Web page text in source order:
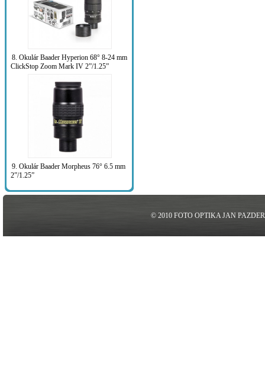
8. Okulár Baader Hyperion 68° 8-24 mm
ClickStop Zoom Mark IV 2”/1.25”
9. Okulár Baader Morpheus 76° 6.5 mm
2”/1.25”
© 2010 FOTO OPTIKA JAN